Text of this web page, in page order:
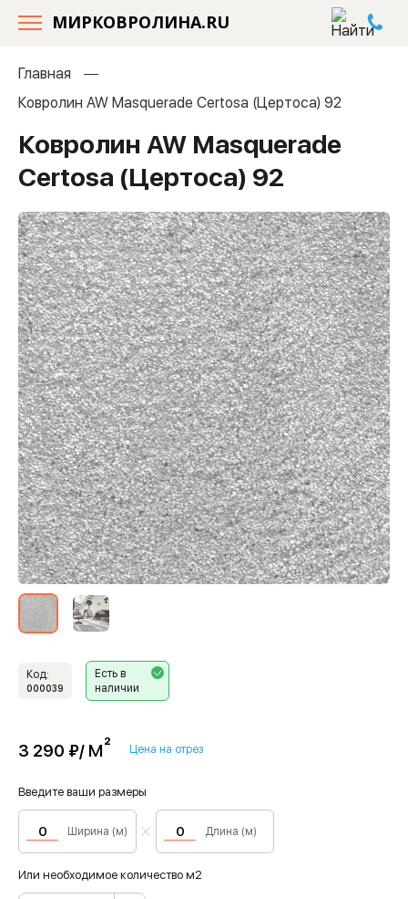
МИРКОВРОЛИНА.RU
Главная
Ковролин AW Masquerade Certosa (Цертоса) 92
Ковролин AW Masquerade
Certosa (Цертоса) 92
Код:
000039
Есть в
наличии
3 290 ₽/ м² Цена на отрез
Введите ваши размеры
Ширина (м) Длина (м)
Или необходимое количество м2